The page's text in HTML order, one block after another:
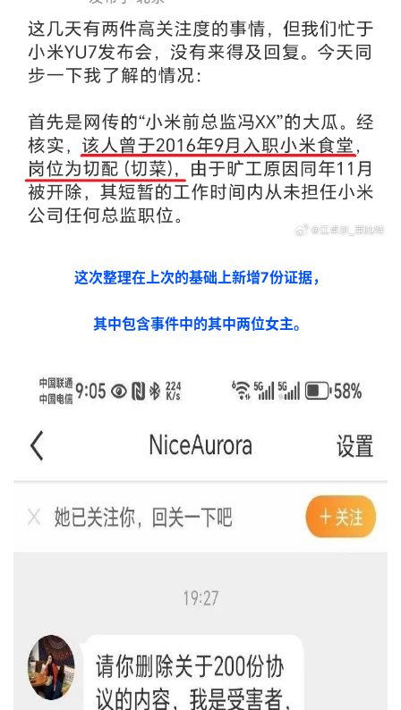
这次整理在上次的基础上新增7份证据，
其中包含事件中的其中两位女主。